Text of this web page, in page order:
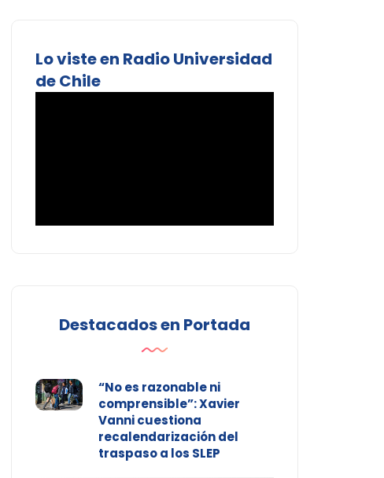
Lo viste en Radio Universidad
de Chile
Destacados en Portada
“No es razonable ni
comprensible”: Xavier
Vanni cuestiona
recalendarización del
traspaso a los SLEP